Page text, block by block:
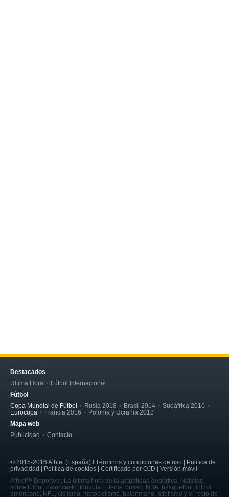
Destacados
Última Hora
Fútbol Internacional
Fútbol
Copa Mundial de Fútbol
Rusia 2018 Brasil 2014
Sudáfrica 2010
Eurocopa
Francia 2016
Polonia y Ucrania 2012
Mapa web
Publicidad
Contacto
© 2015-2016 Athlet (España) l Términos y condiciones de uso | Política de
privacidad | Política de cookies | Certificado por OJD | Versión móvil
Athlet™ Deportes : La última hora de la actualidad deportiva. Noticias
sobre fútbol, baloncesto, fórmula 1, tenis, boxeo, NBA, básquetbol, fútbol
americano, NFL, ciclismo, motociclismo, balonmano, atletismo y el resto de